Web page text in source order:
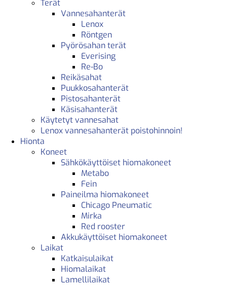
Terät
Vannesahanterät
Lenox
Röntgen
Pyörösahan terät
Everising
Re-Bo
Reikäsahat
Puukkosahanterät
Pistosahanterät
Käsisahanterät
Käytetyt vannesahat
Lenox vannesahanterät poistohinnoin!
Hionta
Koneet
Sähkökäyttöiset hiomakoneet
Metabo
Fein
Paineilma hiomakoneet
Chicago Pneumatic
Mirka
Red rooster
Akkukäyttöiset hiomakoneet
Laikat
Katkaisulaikat
Hiomalaikat
Lamellilaikat